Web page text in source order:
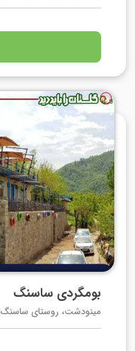
بومگردی ساسنگ
مینودشت، روستای ساسنگ